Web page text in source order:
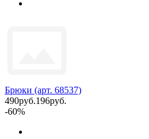
Брюки (арт. 68537)
490руб.196руб.
-60%